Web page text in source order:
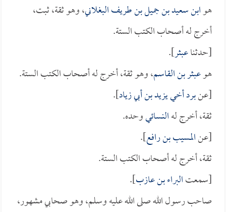
هوابن سعيد بن جميل بن طريف البغلاني، وهو ثقة، ثبت،
أخرج له أصحاب الكتب الستة.
[حدثناعبثر].
هوعبثر بن القاسم، وهو ثقة، أخرج له أصحاب الكتب الستة.
[عنبرد أخي يزيد بن أبي زياد].
ثقة، أخرج لهالنسائيوحده.
[عنالمسيب بن رافع].
ثقة، أخرج له أصحاب الكتب الستة.
[سمعتالبراء بن عازب].
صاحب رسول الله صلى الله عليه وسلم، وهو صحابي مشهور،